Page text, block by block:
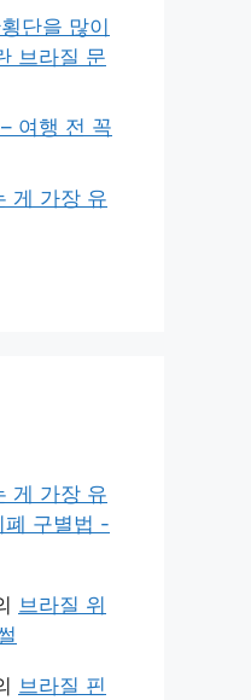
단을 많이
브라질 문
여행 전 꼭
게 가장 유
게 가장 유
폐 구별법 -
브라질 위
브라질 핀